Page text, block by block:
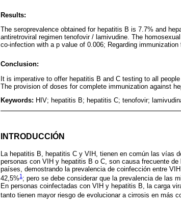
Results:
The seroprevalence obtained for hepatitis B is 7.7% and
antiretroviral regimen tenofovir / lamivudine. The
co-infection with a p value of 0.006; Regarding
Conclusion:
It is imperative to offer hepatitis B and C testing to all
The provision of doses for complete immunization against
Keywords: HIV; hepatitis B; hepatitis C; tenofovir;
INTRODUCCIÓN
La hepatitis B, hepatitis C y VIH, tienen en común las vías
personas con VIH y hepatitis B o C, son causa frecuente
países, demostrando la prevalencia de coinfección entre
42,5%1 ; pero se debe considerar que la prevalencia de las
En personas coinfectadas con VIH y hepatitis B, la carga
tanto tienen mayor riesgo de evolucionar a cirrosis en más